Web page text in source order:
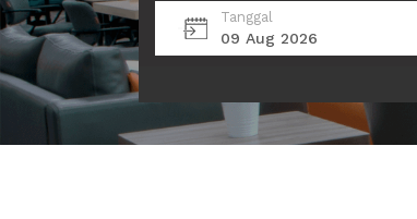
Tanggal
09 Aug 2026